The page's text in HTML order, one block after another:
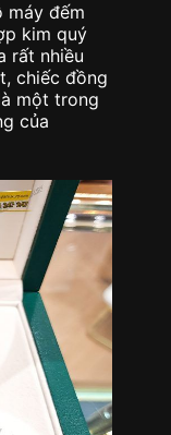
máy đếm
kim quý
rất nhiều
chiếc đồng
một trong
của